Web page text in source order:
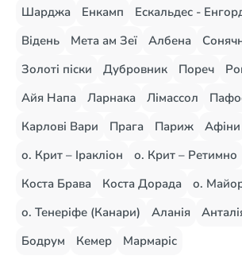
Шарджа
Енкамп Ескальдес -
Відень
Мета ам Зеї Албена
Золоті піски
Дубровник Пореч
Айя Напа
Ларнака Лімассол
Карлові Вари
Прага Париж
Афіни
о. Крит – Іракліон
о. Крит – Ретимно
Коста Брава
Коста Дорада
о.
о. Тенеріфе (Канари)
Аланія
Бодрум
Кемер Мармаріс